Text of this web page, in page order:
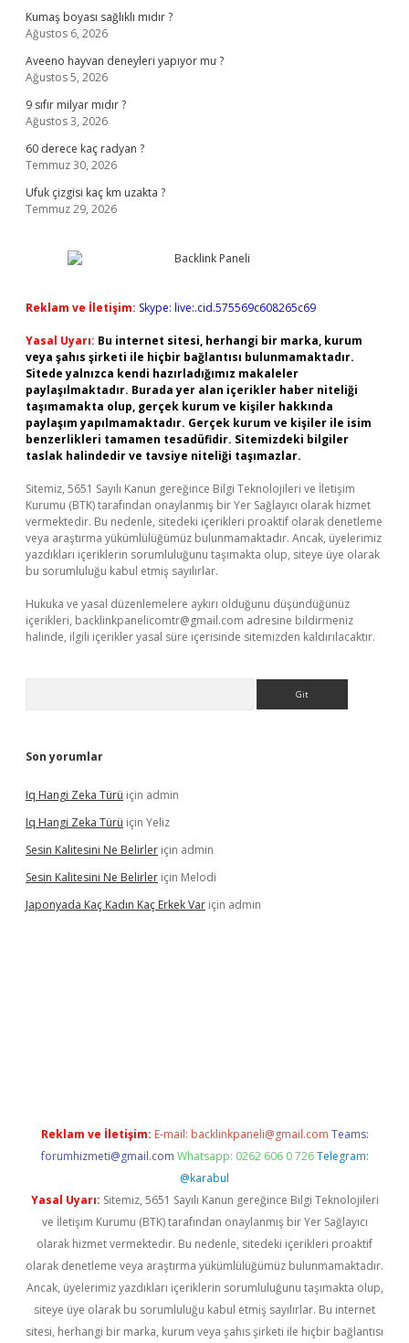
Kumaş boyası sağlıklı mıdır ?
Ağustos 6, 2026
Aveeno hayvan deneyleri yapıyor mu ?
Ağustos 5, 2026
9 sıfır milyar mıdır ?
Ağustos 3, 2026
60 derece kaç radyan ?
Temmuz 30, 2026
Ufuk çizgisi kaç km uzakta ?
Temmuz 29, 2026
Reklam ve İletişim: Skype: live:.cid.575569c608265c69
Yasal Uyarı: Bu internet sitesi, herhangi bir marka, kurum
veya şahıs şirketi ile hiçbir bağlantısı bulunmamaktadır.
Sitede yalnızca kendi hazırladığımız makaleler
paylaşılmaktadır. Burada yer alan içerikler haber niteliği
taşımamakta olup, gerçek kurum ve kişiler hakkında
paylaşım yapılmamaktadır. Gerçek kurum ve kişiler ile isim
benzerlikleri tamamen tesadüfidir. Sitemizdeki bilgiler
taslak halindedir ve tavsiye niteliği taşımazlar.
Sitemiz, 5651 Sayılı Kanun gereğince Bilgi Teknolojileri ve İletişim
Kurumu (BTK) tarafından onaylanmış bir Yer Sağlayıcı olarak hizmet
vermektedir. Bu nedenle, sitedeki içerikleri proaktif olarak denetleme
veya araştırma yükümlülüğümüz bulunmamaktadır. Ancak, üyelerimiz
yazdıkları içeriklerin sorumluluğunu taşımakta olup, siteye üye olarak
bu sorumluluğu kabul etmiş sayılırlar.
Hukuka ve yasal düzenlemelere aykırı olduğunu düşündüğünüz
içerikleri, backlinkpanelicomtr@gmail.com adresine bildirmeniz
halinde, ilgili içerikler yasal süre içerisinde sitemizden kaldırılacaktır.
Son yorumlar
Iq Hangi Zeka Türü için admin
Iq Hangi Zeka Türü için Yeliz
Sesin Kalitesini Ne Belirler için admin
Sesin Kalitesini Ne Belirler için Melodi
Japonyada Kaç Kadın Kaç Erkek Var için admin
Reklam ve İletişim: E-mail: backlinkpaneli@gmail.com Teams:
forumhizmeti@gmail.com Whatsapp: 0262 606 0 726 Telegram:
@karabul
Yasal Uyarı: Sitemiz, 5651 Sayılı Kanun gereğince Bilgi Teknolojileri
ve İletişim Kurumu (BTK) tarafından onaylanmış bir Yer Sağlayıcı
olarak hizmet vermektedir. Bu nedenle, sitedeki içerikleri proaktif
olarak denetleme veya araştırma yükümlülüğümüz bulunmamaktadır.
Ancak, üyelerimiz yazdıkları içeriklerin sorumluluğunu taşımakta olup,
siteye üye olarak bu sorumluluğu kabul etmiş sayılırlar. Bu internet
sitesi, herhangi bir marka, kurum veya şahıs şirketi ile hiçbir bağlantısı